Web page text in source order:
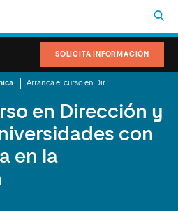
SOLICITA INFORMACIÓN
en Dirección y
con
en la